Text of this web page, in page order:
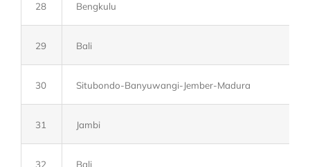
28 Bengkulu
29 Bali
30 Situbondo-Banyuwangi-Jember-Madura
31 Jambi
32 Bali